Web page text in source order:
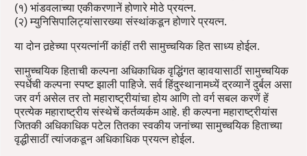
(१) भांडवलाच्या एकीकरणानें होणारे मोठे प्रयत्‍न.
(२) म्युनिसिपालिट्यांसारख्या संस्थांकडून होणारे प्रयत्‍न.
या दोन तर्‍हेच्या प्रयत्‍नांनीं कांहीं तरी सामुच्चयिक हित साध्य होईल.
सामुच्चयिक हिताची कल्पना अधिकाधिक वृद्धिंगत व्हावयासाठीं सामुच्चयिक
स्पर्धेची कल्पना स्पष्ट झाली पाहिजे. सर्व हिंदुस्थानामध्यें द्रव्यानें दुर्बल असा
जर वर्ग असेल तर तो महाराष्ट्रीयांचा होय आणि तो वर्ग सबल करणें हें
प्रत्येक महाराष्ट्रीय संस्थेचें कर्तव्यर्कम आहे. ही कल्पना महाराष्ट्रीयांस
जितकी अधिकाधिक पटेल तितका स्वकीय जनांच्या सामुच्चयिक हिताच्या
वृद्धीसाठीं त्यांजकडून अधिकाधिक प्रयत्‍न होईल.